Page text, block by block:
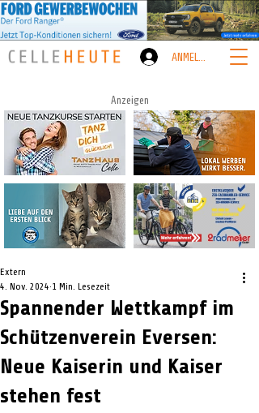
ANMELDEN
Anzeigen
Spannender Wettkampf im
Schützenverein Eversen:
Neue Kaiserin und Kaiser
stehen fest
Extern
4. Nov. 2024 1 Min. Lesezeit